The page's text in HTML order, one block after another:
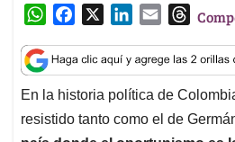
W
a
t
s
A
c
e
b
o
n
k
e
d
a
i
l
T
r
e
a
d
En la historia política de
resistido tanto como el de